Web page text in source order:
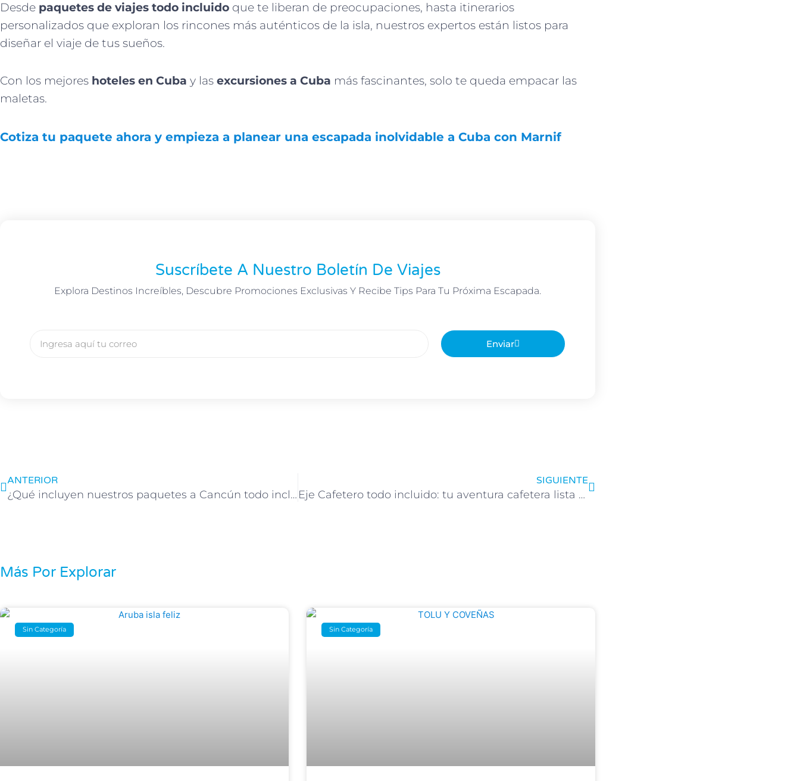
Desde paquetes de viajes todo incluido que te liberan de preocupaciones, hasta itinerarios
personalizados que exploran los rincones más auténticos de la isla, nuestros expertos están listos para
diseñar el viaje de tus sueños.
Con los mejores hoteles en Cuba y las excursiones a Cuba más fascinantes, solo te queda empacar las
maletas.
Cotiza tu paquete ahora y empieza a planear una escapada inolvidable a Cuba con Marnif
Suscríbete A Nuestro Boletín De Viajes
Explora Destinos Increíbles, Descubre Promociones Exclusivas Y Recibe Tips Para Tu Próxima Escapada.
electronico
Enviar
ANTERIOR
¿Qué incluyen nuestros paquetes a Cancún todo incluido?
SIGUIENTE
Eje Cafetero todo incluido: tu aventura cafetera lista para disfrutar
Más Por Explorar
Sin Categoría Sin Categoría